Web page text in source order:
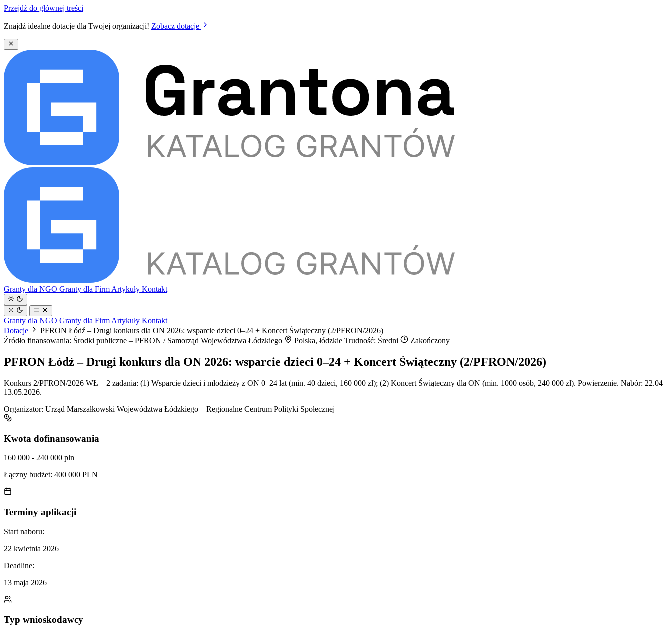
Przejdź do głównej treści
Znajdź idealne dotacje dla Twojej organizacji! Zobacz dotacje
Granty dla NGO Granty dla Firm Artykuły Kontakt
Granty dla NGO Granty dla Firm Artykuły Kontakt
Dotacje
PFRON Łódź – Drugi konkurs dla ON 2026: wsparcie dzieci 0–24 + Koncert Świąteczny (2/PFRON/2026)
Źródło finansowania: Środki publiczne – PFRON / Samorząd Województwa Łódzkiego
Polska, łódzkie Trudność: Średni Zakończony
PFRON Łódź – Drugi konkurs dla ON 2026: wsparcie dzieci 0–24 + Koncert Świąteczny (2/PFRON/2026)
Konkurs 2/PFRON/2026 WŁ – 2 zadania: (1) Wsparcie dzieci i młodzieży z ON 0–24 lat (min. 40 dzieci, 160 000 zł); (2) Koncert Świąteczny dla ON (min. 1000 osób, 240 000 zł). Powierzenie. Nabór: 22.04–
13.05.2026.
Organizator: Urząd Marszałkowski Województwa Łódzkiego – Regionalne Centrum Polityki Społecznej
Kwota dofinansowania
160 000 - 240 000 pln
Łączny budżet: 400 000 PLN
Terminy aplikacji
Start naboru:
22 kwietnia 2026
Deadline:
13 maja 2026
Typ wnioskodawcy